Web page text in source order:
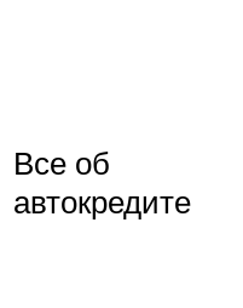
Все об
автокредите